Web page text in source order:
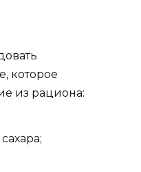
которое
из рациона: